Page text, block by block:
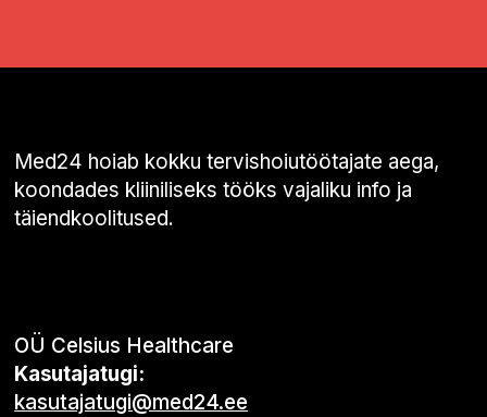
Med24 hoiab kokku tervishoiutöötajate aega,
koondades kliiniliseks tööks vajaliku info ja
täiendkoolitused.
OÜ Celsius Healthcare
Kasutajatugi:
kasutajatugi@med24.ee